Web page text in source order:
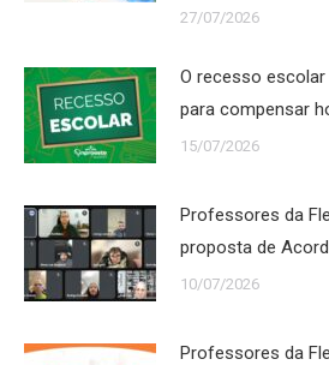
27/07/2026
O recesso
para compensar
15/07/2026
Professores da
proposta de
10/07/2026
Professores da